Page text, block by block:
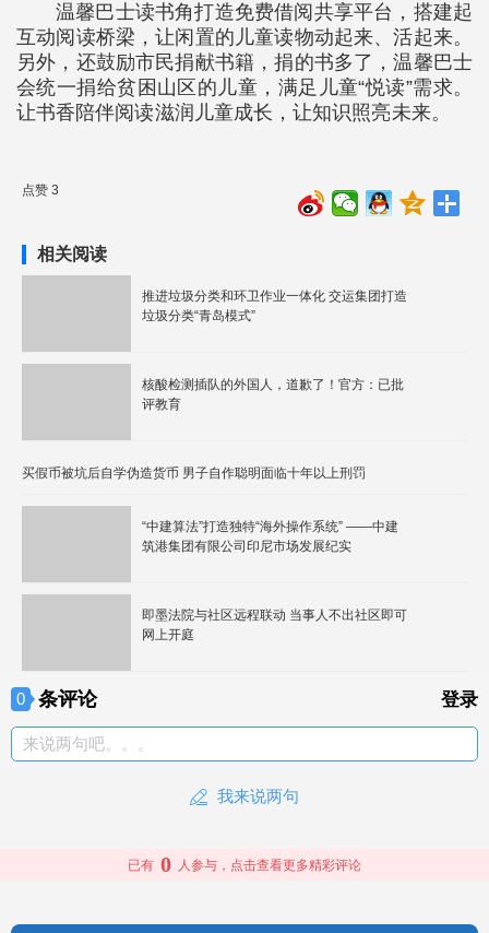
温馨巴士读书角打造免费借阅共享平台，搭建起
互动阅读桥梁，让闲置的儿童读物动起来、活起来。
另外，还鼓励市民捐献书籍，捐的书多了，温馨巴士
会统一捐给贫困山区的儿童，满足儿童“悦读”需求。
让书香陪伴阅读滋润儿童成长，让知识照亮未来。
点赞 3
相关阅读
推进垃圾分类和环卫作业一体化 交运集团打造
垃圾分类“青岛模式”
核酸检测插队的外国人，道歉了！官方：已批
评教育
买假币被坑后自学伪造货币 男子自作聪明面临十年以上刑罚
“中建算法”打造独特“海外操作系统” ——中建
筑港集团有限公司印尼市场发展纪实
即墨法院与社区远程联动 当事人不出社区即可
网上开庭
0 条评论 登录
来说两句吧。。。
我来说两句
已有 0 人参与，点击查看更多精彩评论